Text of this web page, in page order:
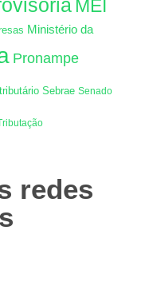
MEI
Ministério da
Pronampe
Sebrae Senado
redes